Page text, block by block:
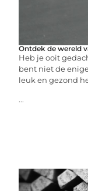
Ontdek de wereld
Heb je ooit
bent niet de
leuk en gezond
...